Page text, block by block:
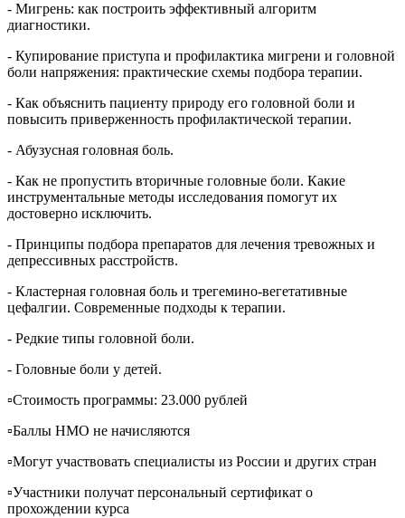
- Мигрень: как построить эффективный алгоритм
диагностики.
- Купирование приступа и профилактика мигрени и головной
боли напряжения: практические схемы подбора терапии.
- Как объяснить пациенту природу его головной боли и
повысить приверженность профилактической терапии.
- Абузусная головная боль.
- Как не пропустить вторичные головные боли. Какие
инструментальные методы исследования помогут их
достоверно исключить.
- Принципы подбора препаратов для лечения тревожных и
депрессивных расстройств.
- Кластерная головная боль и трегемино-вегетативные
цефалгии. Современные подходы к терапии.
- Редкие типы головной боли.
- Головные боли у детей.
▫️Стоимость программы: 23.000 рублей
▫️Баллы НМО не начисляются
▫️Могут участвовать специалисты из России и других стран
▫️Участники получат персональный сертификат о
прохождении курса